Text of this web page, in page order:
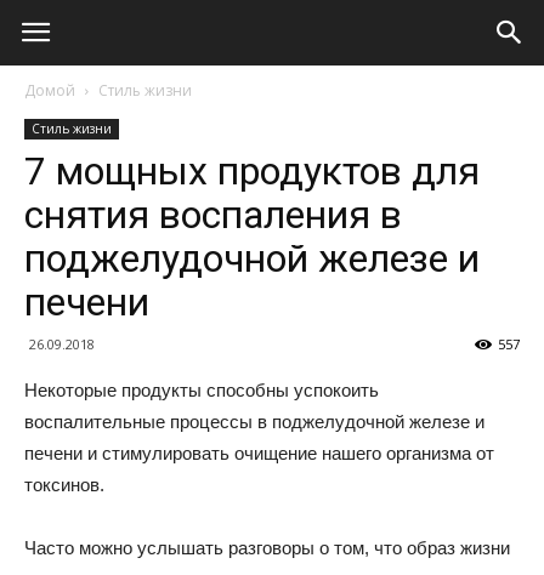
Домой Стиль жизни
Стиль жизни
7 мощных продуктов для
снятия воспаления в
поджелудочной железе и
печени
26.09.2018 557
Некоторые продукты способны успокоить
воспалительные процессы в поджелудочной железе и
печени и стимулировать очищение нашего организма от
токсинов.
Часто можно услышать разговоры о том, что образ жизни